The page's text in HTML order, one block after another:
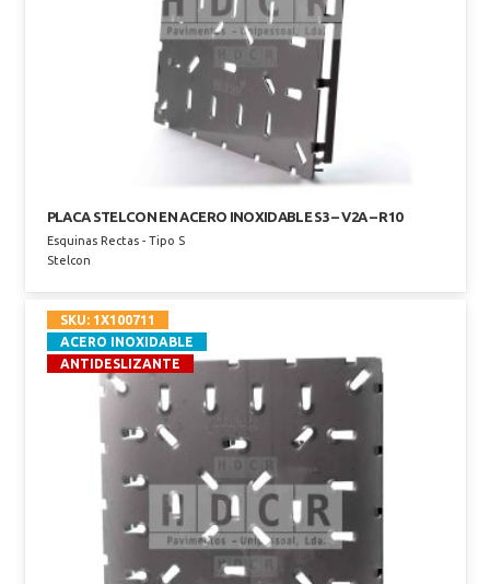
PLACA STELCON EN ACERO INOXIDABLE S3 – V2A – R10
Esquinas Rectas - Tipo S
Stelcon
SKU: 1X100711
ACERO INOXIDABLE
ANTIDESLIZANTE